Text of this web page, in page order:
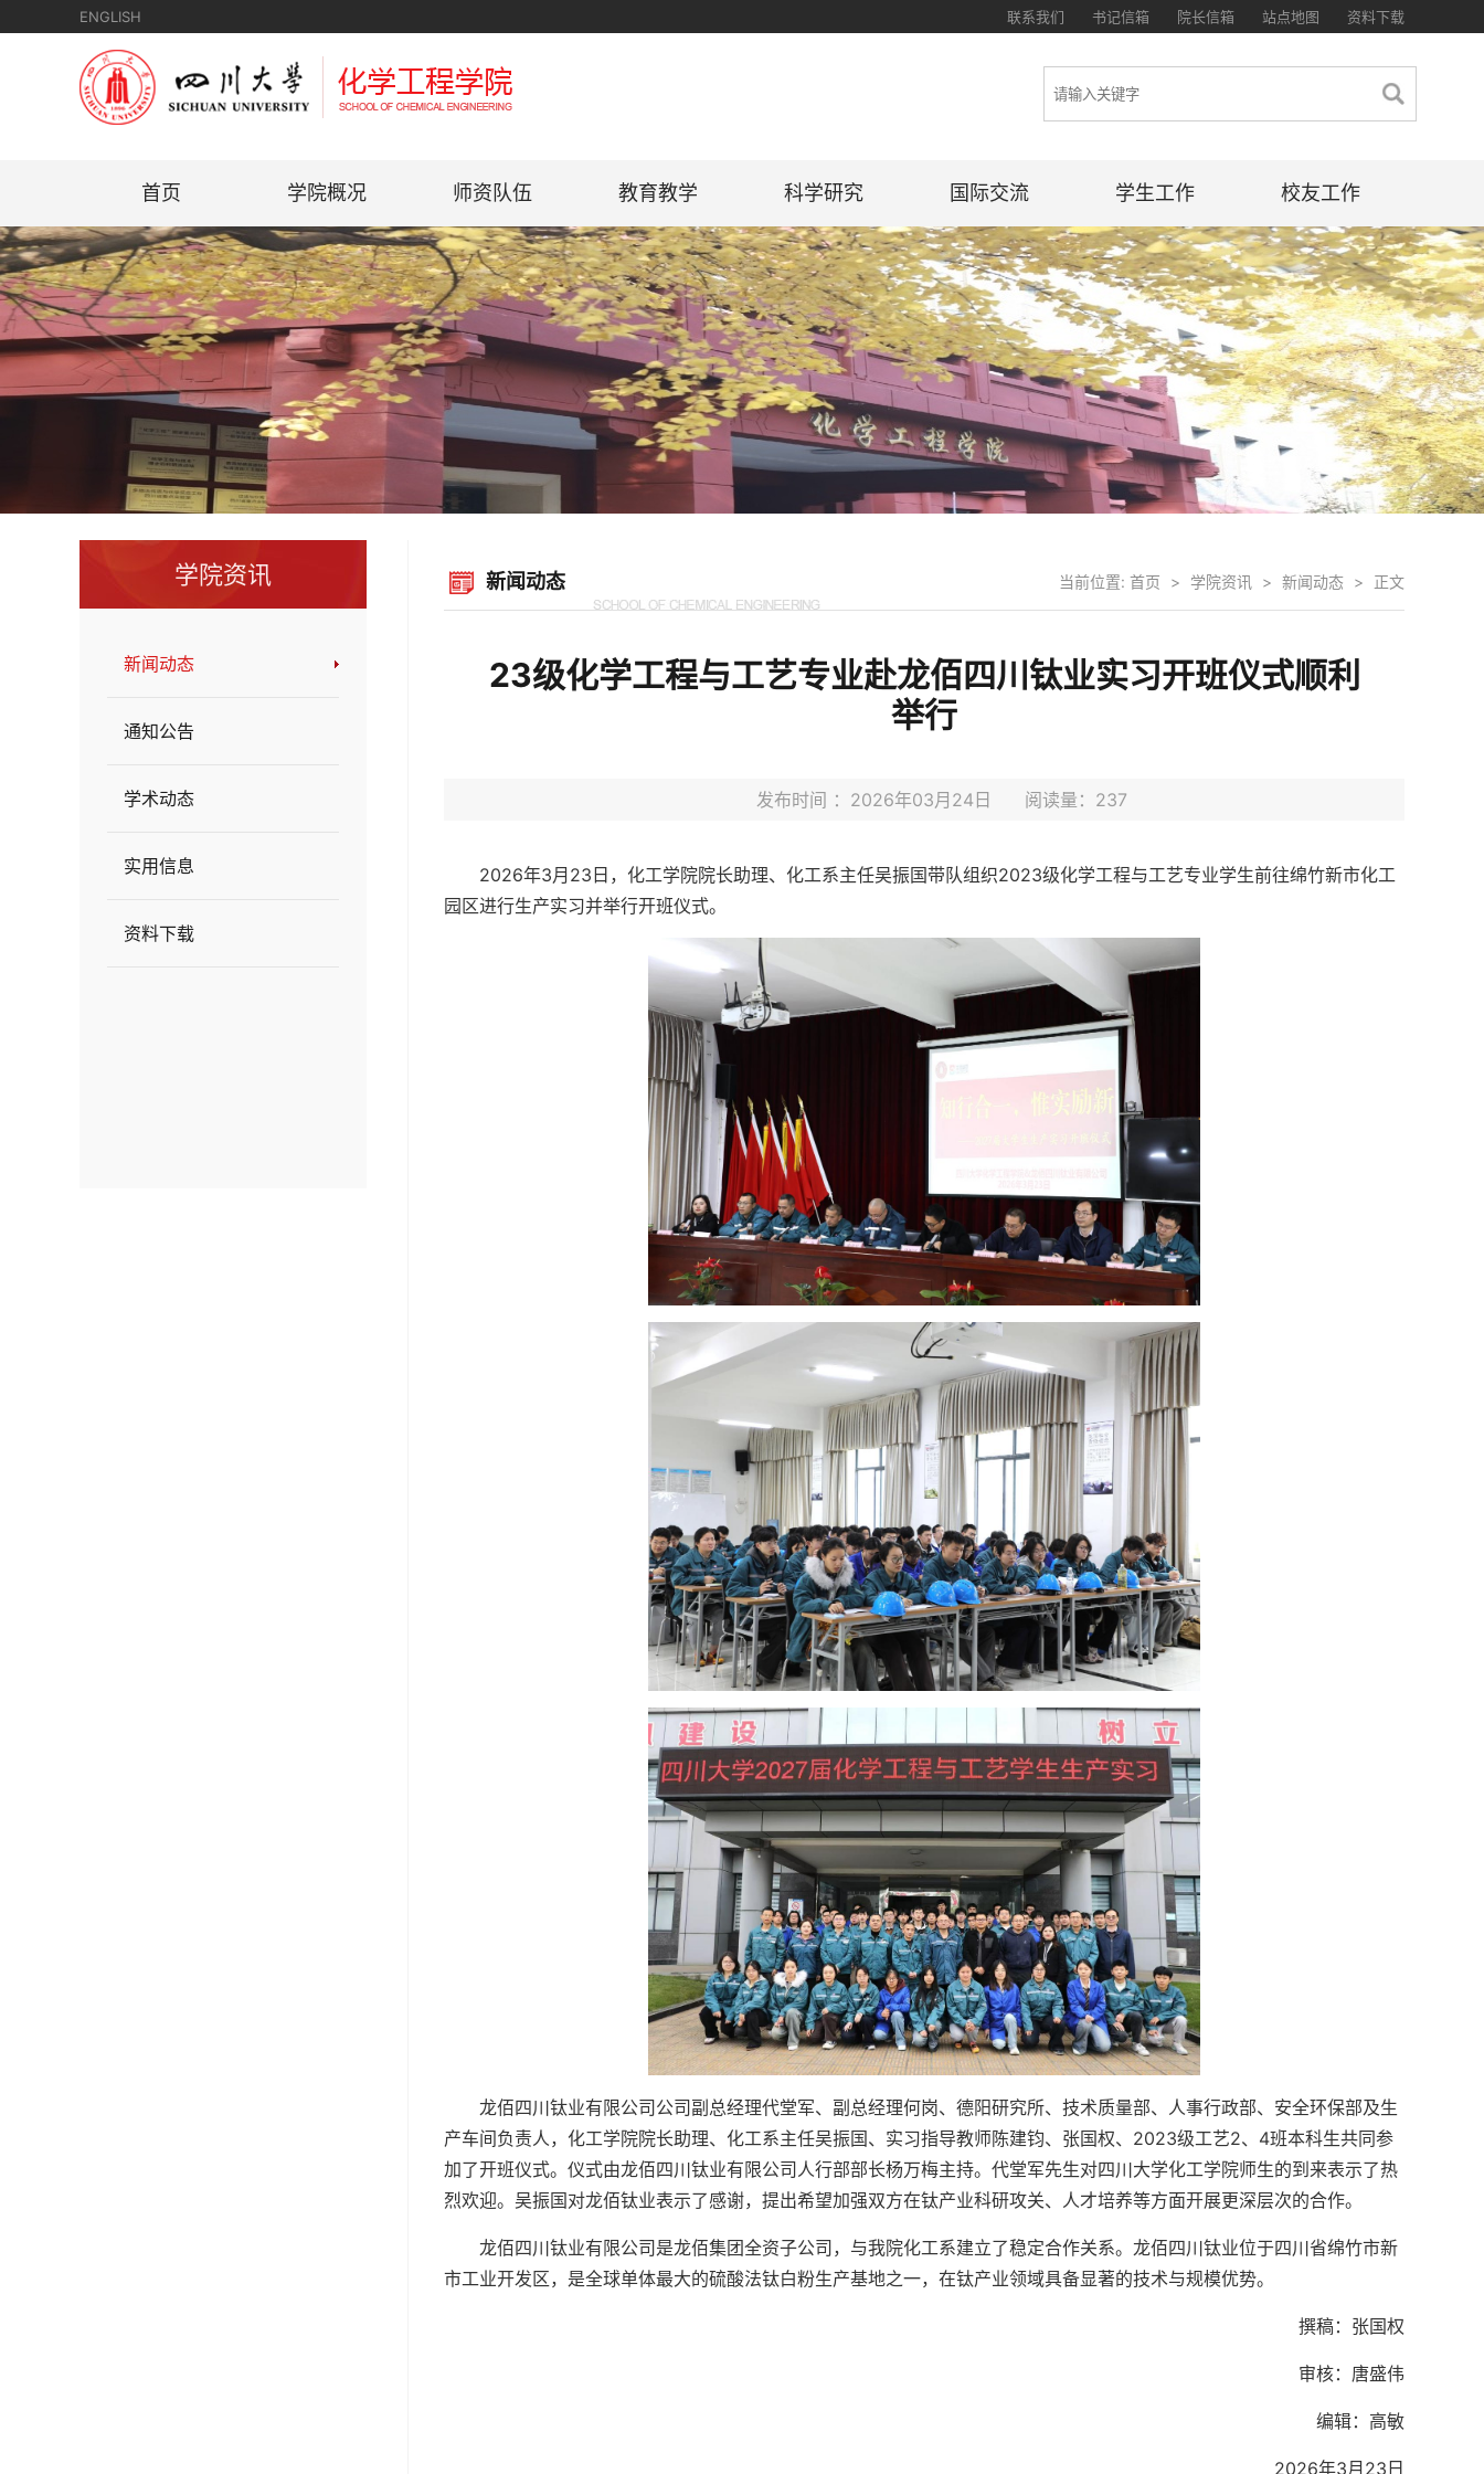
ENGLISH 资料下载
站点地图
院长信箱
书记信箱
联系我们
首页 学院概况 师资队伍 教育教学 科学研究 国际交流 学生工作 校友工作
学院资讯
新闻动态
通知公告
学术动态
实用信息
资料下载
新闻动态 当前位置: 首页 > 学院资讯 > 新闻动态 > 正文
23级化学工程与工艺专业赴龙佰四川钛业实习开班仪式顺利
举行
发布时间 ：2026年03月24日 阅读量： 237
2026年3月23日，化工学院院长助理、化工系主任吴振国带队组织2023级化学工程与工艺专业学生前往绵竹新市化工
园区进行生产实习并举行开班仪式。
龙佰四川钛业有限公司公司副总经理代堂军、副总经理何岗、德阳研究所、技术质量部、人事行政部、安全环保部及生
产车间负责人，化工学院院长助理、化工系主任吴振国、实习指导教师陈建钧、张国权、2023级工艺2、4班本科生共同参
加了开班仪式。仪式由龙佰四川钛业有限公司人行部部长杨万梅主持。代堂军先生对四川大学化工学院师生的到来表示了热
烈欢迎。吴振国对龙佰钛业表示了感谢，提出希望加强双方在钛产业科研攻关、人才培养等方面开展更深层次的合作。
龙佰四川钛业有限公司是龙佰集团全资子公司，与我院化工系建立了稳定合作关系。龙佰四川钛业位于四川省绵竹市新
市工业开发区，是全球单体最大的硫酸法钛白粉生产基地之一，在钛产业领域具备显著的技术与规模优势。
撰稿：张国权
审核：唐盛伟
编辑：高敏
2026年3月23日